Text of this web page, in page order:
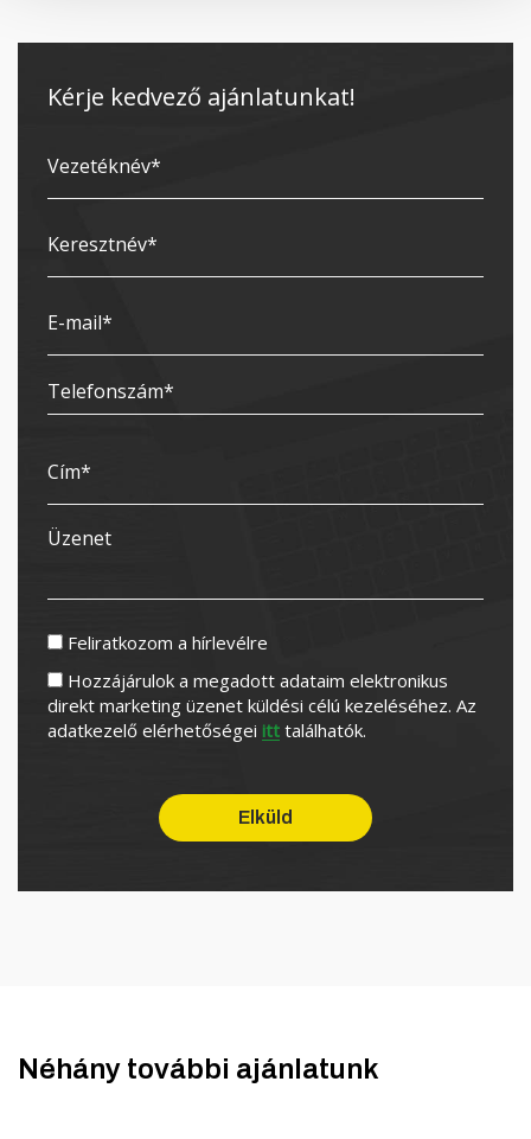
Kérje kedvező ajánlatunkat!
Feliratkozom a hírlevélre
Hozzájárulok a megadott adataim elektronikus
direkt marketing üzenet küldési célú kezeléséhez. Az
adatkezelő elérhetőségei itt találhatók.
Néhány további ajánlatunk